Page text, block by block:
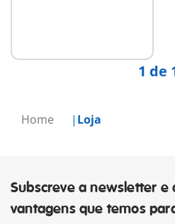
Home Loja
1 de
Subscreve a newsletter e
vantagens que temos